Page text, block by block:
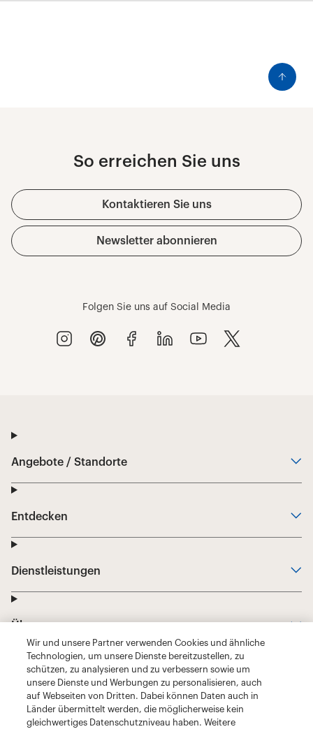
Wir und unsere Partner verwenden Cookies und ähnliche
Technologien, um unsere Dienste bereitzustellen, zu
schützen, zu analysieren und zu verbessern sowie um
unsere Dienste und Werbungen zu personalisieren, auch
auf Webseiten von Dritten. Dabei können Daten auch in
Länder übermittelt werden, die möglicherweise kein
gleichwertiges Datenschutzniveau haben. Weitere